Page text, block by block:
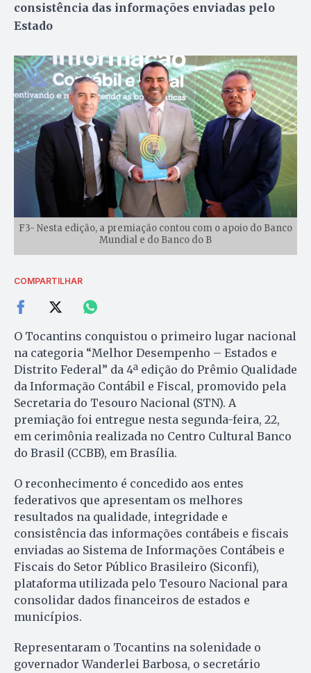
consistência das informações enviadas pelo
Estado
F3- Nesta edição, a premiação contou com o apoio do Banco
Mundial e do Banco do B
COMPARTILHAR
O Tocantins conquistou o primeiro lugar nacional
na categoria “Melhor Desempenho – Estados e
Distrito Federal” da 4ª edição do Prêmio Qualidade
da Informação Contábil e Fiscal, promovido pela
Secretaria do Tesouro Nacional (STN). A
premiação foi entregue nesta segunda-feira, 22,
em cerimônia realizada no Centro Cultural Banco
do Brasil (CCBB), em Brasília.
O reconhecimento é concedido aos entes
federativos que apresentam os melhores
resultados na qualidade, integridade e
consistência das informações contábeis e fiscais
enviadas ao Sistema de Informações Contábeis e
Fiscais do Setor Público Brasileiro (Siconfi),
plataforma utilizada pelo Tesouro Nacional para
consolidar dados financeiros de estados e
municípios.
Representaram o Tocantins na solenidade o
governador Wanderlei Barbosa, o secretário